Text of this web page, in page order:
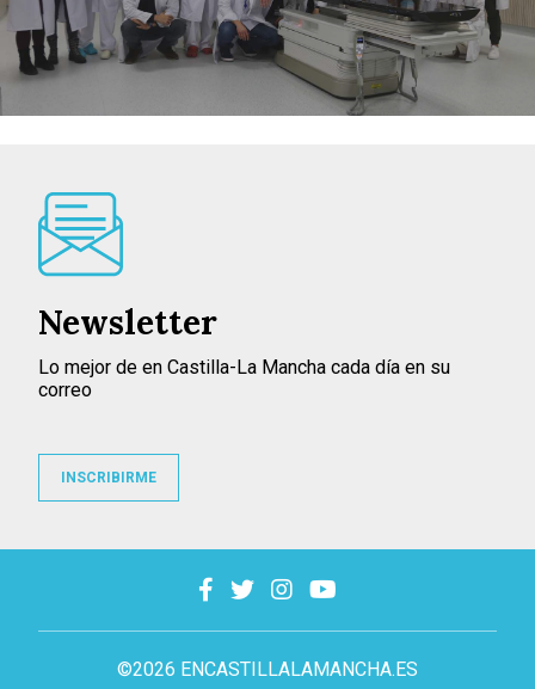
©2026 ENCASTILLALAMANCHA.ES
Newsletter
Lo mejor de en Castilla-La Mancha cada día en su
correo
INSCRIBIRME